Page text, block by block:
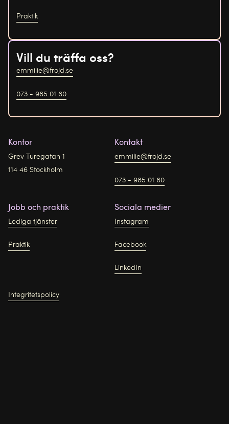
Praktik
Vill du träffa oss?
emmilie@frojd.se
073 - 985 01 60
Kontor
Grev Turegatan 1
114 46 Stockholm
Kontakt
emmilie@frojd.se
073 - 985 01 60
Jobb och praktik
Lediga tjänster
Praktik
Sociala medier
Instagram
Facebook
LinkedIn
Integritetspolicy